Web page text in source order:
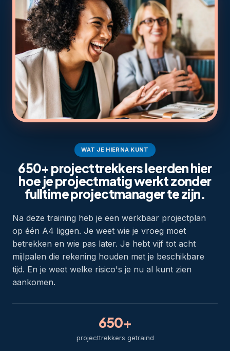
WAT JE HIERNA KUNT
650+ projecttrekkers leerden hier
hoe je projectmatig werkt zonder
fulltime projectmanager te zijn.
Na deze training heb je een werkbaar projectplan
op één A4 liggen. Je weet wie je vroeg moet
betrekken en wie pas later. Je hebt vijf tot acht
mijlpalen die rekening houden met je beschikbare
tijd. En je weet welke risico's je nu al kunt zien
aankomen.
650+
projecttrekkers getraind